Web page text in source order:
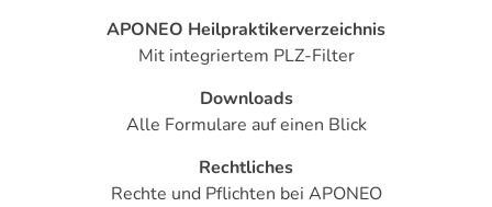
APONEO Heilpraktikerverzeichnis
Mit integriertem PLZ-Filter
Downloads
Alle Formulare auf einen Blick
Rechtliches
Rechte und Pflichten bei APONEO